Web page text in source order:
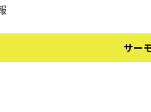
サー